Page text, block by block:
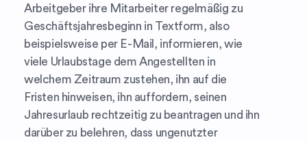
Arbeitgeber ihre Mitarbeiter regelmäßig zu
Geschäftsjahresbeginn in Textform, also
beispielsweise per E-Mail, informieren, wie
viele Urlaubstage dem Angestellten in
welchem Zeitraum zustehen, ihn auf die
Fristen hinweisen, ihn auffordern, seinen
Jahresurlaub rechtzeitig zu beantragen und ihn
darüber zu belehren, dass ungenutzter